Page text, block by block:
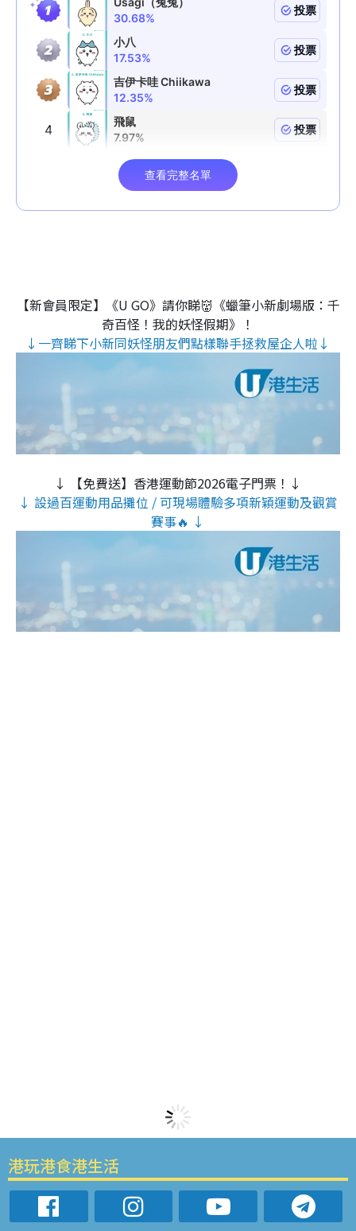
【新會員限定】《U GO》請你睇👹《蠟筆小新劇場版：千
奇百怪！我的妖怪假期》！
↓一齊睇下小新同妖怪朋友們點樣聯手拯救屋企人啦↓
↓ 【免費送】香港運動節2026電子門票！↓
↓ 設過百運動用品攤位 / 可現場體驗多項新穎運動及觀賞
賽事🔥 ↓
港玩港食港生活